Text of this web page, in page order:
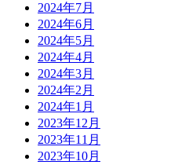
2024年7月
2024年6月
2024年5月
2024年4月
2024年3月
2024年2月
2024年1月
2023年12月
2023年11月
2023年10月